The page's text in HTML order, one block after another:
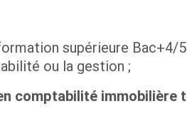
supérieure Bac+4/
ou la gestion ;
comptabilité immobilière